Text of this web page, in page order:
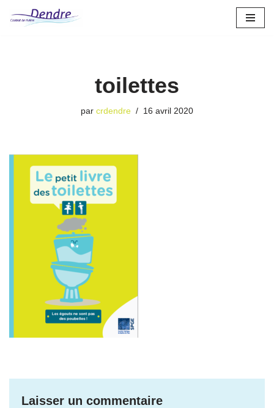
toilettes
par crdendre 16 avril 2020
Laisser un commentaire